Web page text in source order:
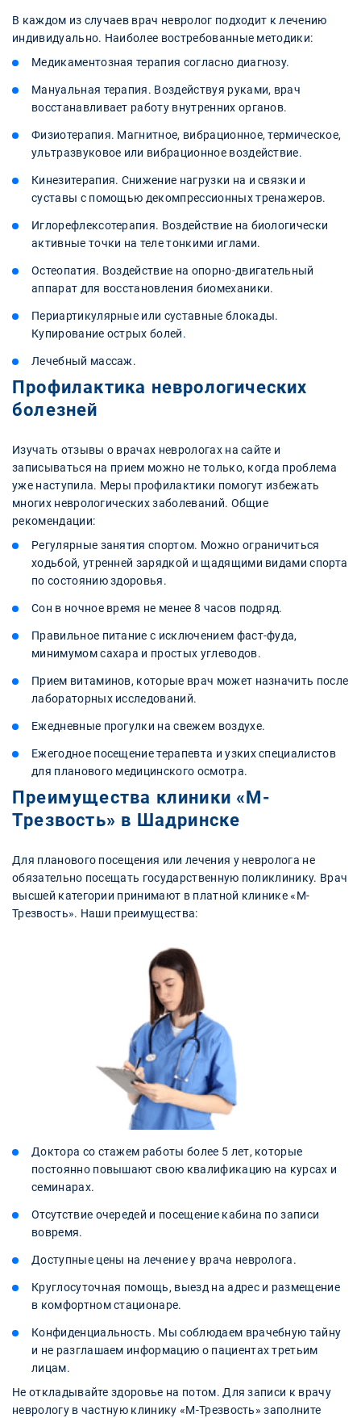
В каждом из случаев врач невролог подходит к лечению
индивидуально. Наиболее востребованные методики:
Медикаментозная терапия согласно диагнозу.
Мануальная терапия. Воздействуя руками, врач
восстанавливает работу внутренних органов.
Физиотерапия. Магнитное, вибрационное, термическое,
ультразвуковое или вибрационное воздействие.
Кинезитерапия. Снижение нагрузки на и связки и
суставы с помощью декомпрессионных тренажеров.
Иглорефлексотерапия. Воздействие на биологически
активные точки на теле тонкими иглами.
Остеопатия. Воздействие на опорно-двигательный
аппарат для восстановления биомеханики.
Периартикулярные или суставные блокады.
Купирование острых болей.
Лечебный массаж.
Профилактика неврологических
болезней
Изучать отзывы о врачах неврологах на сайте и
записываться на прием можно не только, когда проблема
уже наступила. Меры профилактики помогут избежать
многих неврологических заболеваний. Общие
рекомендации:
Регулярные занятия спортом. Можно ограничиться
ходьбой, утренней зарядкой и щадящими видами спорта
по состоянию здоровья.
Сон в ночное время не менее 8 часов подряд.
Правильное питание с исключением фаст-фуда,
минимумом сахара и простых углеводов.
Прием витаминов, которые врач может назначить после
лабораторных исследований.
Ежедневные прогулки на свежем воздухе.
Ежегодное посещение терапевта и узких специалистов
для планового медицинского осмотра.
Преимущества клиники «М-
Трезвость» в Шадринске
Для планового посещения или лечения у невролога не
обязательно посещать государственную поликлинику. Врач
высшей категории принимают в платной клинике «М-
Трезвость». Наши преимущества:
Доктора со стажем работы более 5 лет, которые
постоянно повышают свою квалификацию на курсах и
семинарах.
Отсутствие очередей и посещение кабина по записи
вовремя.
Доступные цены на лечение у врача невролога.
Круглосуточная помощь, выезд на адрес и размещение
в комфортном стационаре.
Конфиденциальность. Мы соблюдаем врачебную тайну
и не разглашаем информацию о пациентах третьим
лицам.
Не откладывайте здоровье на потом. Для записи к врачу
неврологу в частную клинику «М-Трезвость» заполните